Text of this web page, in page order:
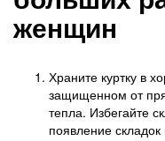
женщин
Храните куртку в
защищенном от
тепла. Избегайте
появление